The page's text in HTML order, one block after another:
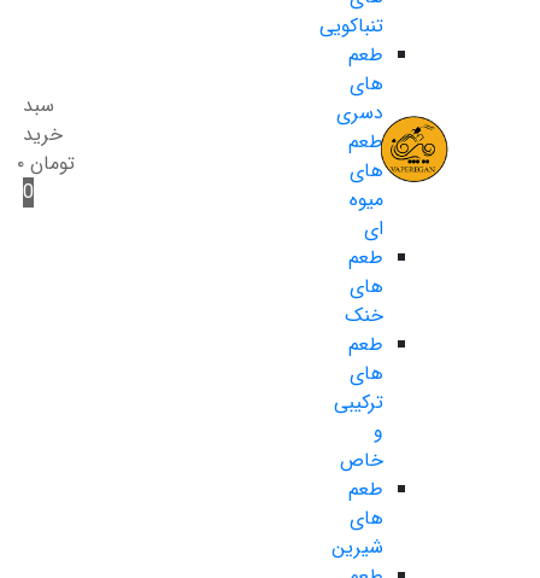
تنباکویی
طعم
های
دسری
طعم
های
میوه
ای
طعم
های
خنک
طعم
های
ترکیبی
و
خاص
طعم
های
شیرین
سبد
خرید
تومان ۰
0